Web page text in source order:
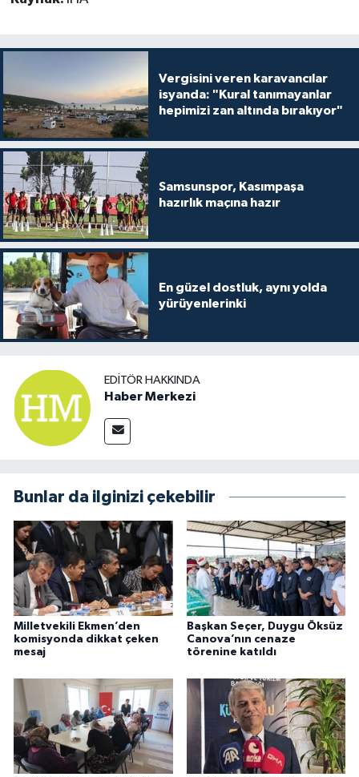
Vergisini veren karavancılar
isyanda: "Kural tanımayanlar
hepimizi zan altında bırakıyor"
Samsunspor, Kasımpaşa
hazırlık maçına hazır
En güzel dostluk, aynı yolda
yürüyenlerinki
EDITÖR HAKKINDA
Haber Merkezi
Bunlar da ilginizi çekebilir
Milletvekili Ekmen’den
komisyonda dikkat çeken
mesaj
Başkan Seçer, Duygu Öksüz
Canova’nın cenaze
törenine katıldı